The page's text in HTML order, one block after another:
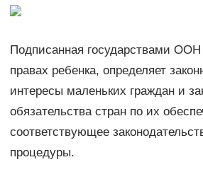
Подписанная государствами
правах ребенка, определяет
интересы маленьких граждан и
обязательства стран по их
соответствующее
процедуры.